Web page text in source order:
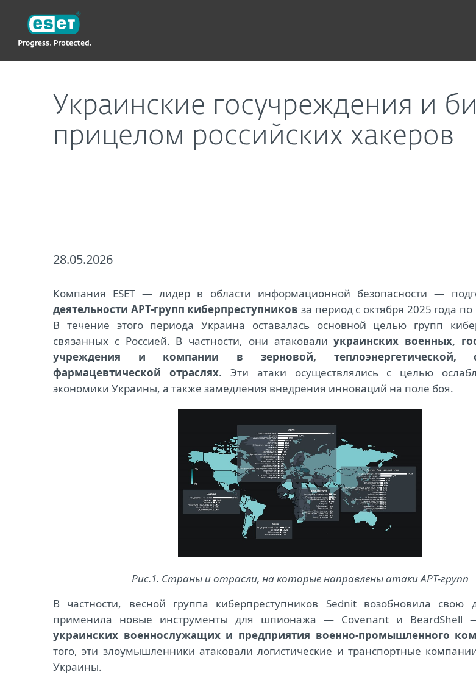
Украинские госучреждения и
прицелом российских хакеров
28.05.2026
Компания ESET — лидер в области информационной безопасности —
деятельности APT-групп киберпреступников за период с октября 2025 года
В течение этого периода Украина оставалась основной целью групп
связанных с Россией. В частности, они атаковалиукраинских военных,
учреждения и компании в зерновой, теплоэнергетической,
фармацевтической отраслях. Эти атаки осуществлялись с целью
экономики Украины, а также замедления внедрения инноваций на поле боя.
Рис.1. Страны и отрасли, на которые направлены атаки АРТ-групп
В частности, весной группа киберпреступников Sednit возобновила свою
применила новые инструменты для шпионажа — Covenant и BeardShell
украинских военнослужащих и предприятия военно-промышленного
того, эти злоумышленники атаковали логистические и транспортные
Украины.
Украинские госучреждения и бизнес остаются под прицелом российских хакеров
ESET